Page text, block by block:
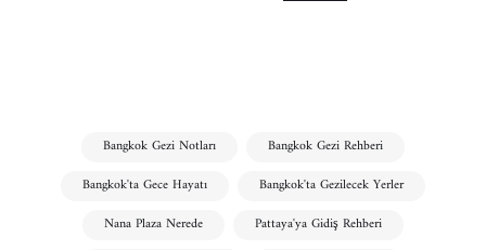
Bangkok Gezi Notları
Bangkok Gezi Rehberi
Bangkok'ta Gece Hayatı
Bangkok'ta Gezilecek Yerler
Nana Plaza Nerede
Pattaya'ya Gidiş Rehberi